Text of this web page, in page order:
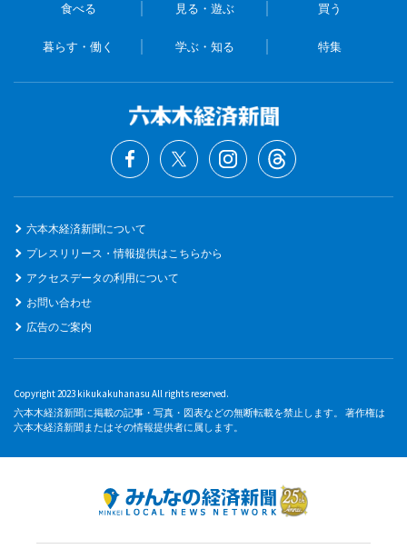
食べる 見る・遊ぶ 買う
暮らす・働く 学ぶ・知る 特集
六本木経済新聞について
プレスリリース・情報提供はこちらから
アクセスデータの利用について
お問い合わせ
広告のご案内
Copyright 2023 kikukakuhanasu All rights reserved.
六本木経済新聞に掲載の記事・写真・図表などの無断転載を禁止します。 著作権は
六本木経済新聞またはその情報提供者に属します。